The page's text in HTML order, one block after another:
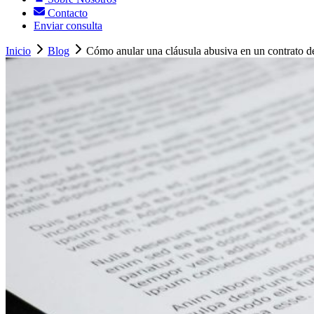
Contacto
Enviar consulta
Inicio Blog Cómo anular una cláusula abusiva en un contrato